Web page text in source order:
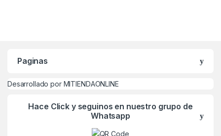
Paginas
Desarrollado por MITIENDAONLINE
Hace Click y seguinos en nuestro grupo de
Whatsapp